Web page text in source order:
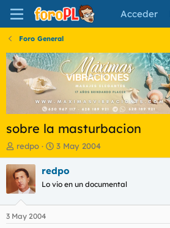
Acceder
Foro General
sobre la masturbacion
I
n
i
c
i
a
d
o
redpo
F
e
c
h
a
i
3 May 2004
redpo
Lo vio en un documental
3 May 2004